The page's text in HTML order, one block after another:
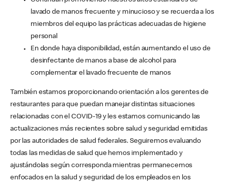
lavado de manos frecuente y minucioso y se recuerda a los
miembros del equipo las prácticas adecuadas de higiene
personal
En donde haya disponibilidad, están aumentando el uso de
desinfectante de manos a base de alcohol para
complementar el lavado frecuente de manos
También estamos proporcionando orientación a los gerentes de
restaurantes para que puedan manejar distintas situaciones
relacionadas con el COVID-19 y les estamos comunicando las
actualizaciones más recientes sobre salud y seguridad emitidas
por las autoridades de salud federales. Seguiremos evaluando
todas las medidas de salud que hemos implementado y
ajustándolas según corresponda mientras permanecemos
enfocados en la salud y seguridad de los empleados en los